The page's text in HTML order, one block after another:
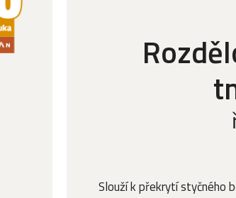
Slouží k překrytí styčného